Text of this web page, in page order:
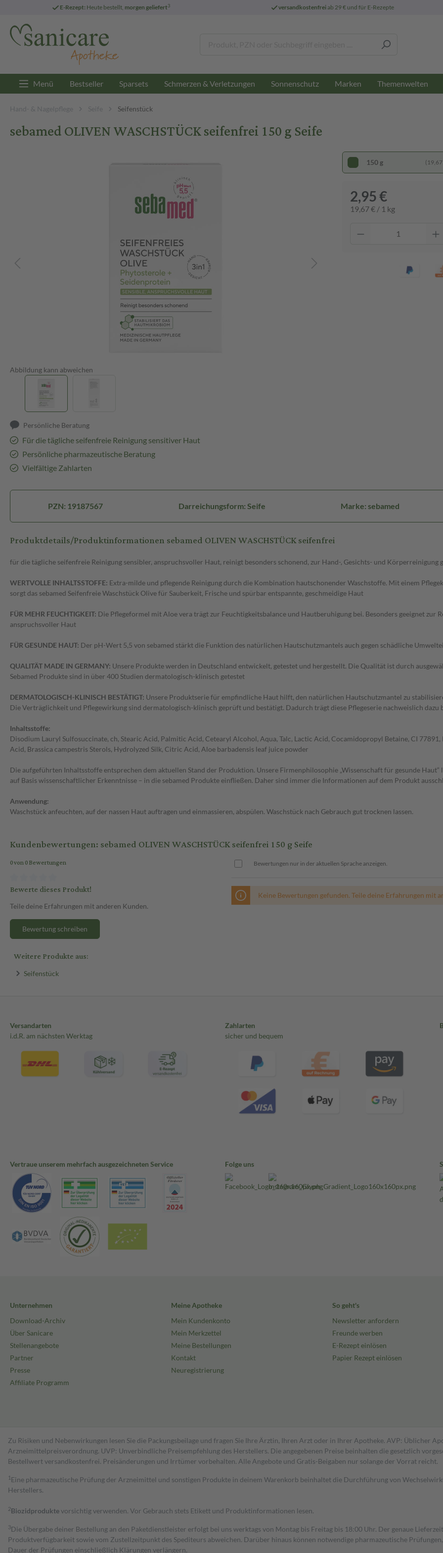
E-Rezept: Heute bestellt, morgen geliefert3 versandkostenfreiab 29 € und für E-Rezepte
Menü Bestseller Sparsets Schmerzen & Verletzungen Sonnenschutz Marken Themenwelten
Hand- & Nagelpflege Seife Seifenstück
sebamed OLIVEN WASCHSTÜCK seifenfrei 150 g Seife
Abbildung kann abweichen
Persönliche Beratung
Für die tägliche seifenfreie Reinigung sensitiver Haut
Persönliche pharmazeutische Beratung
Vielfältige Zahlarten
150 g (19,67
2,95 €
19,67 € / 1 kg
PZN: 19187567 Darreichungsform: Seife Marke: sebamed
Produktdetails/Produktinformationen sebamed OLIVEN WASCHSTÜCK seifenfrei
für die tägliche seifenfreie Reinigung sensibler, anspruchsvoller Haut, reinigt besonders schonend, zur Hand-, Gesichts- und Körperreinigung
WERTVOLLE INHALTSSTOFFE: Extra-milde und pflegende Reinigung durch die Kombination hautschonender Waschstoffe. Mit einem
sorgt das sebamed Seifenfreie Waschstück Olive für Sauberkeit, Frische und spürbar entspannte, geschmeidige Haut
FÜR MEHR FEUCHTIGKEIT: Die Pflegeformel mit Aloe vera trägt zur Feuchtigkeitsbalance und Hautberuhigung bei. Besonders geeignet zur
anspruchsvoller Haut
FÜR GESUNDE HAUT: Der pH-Wert 5,5 von sebamed stärkt die Funktion des natürlichen Hautschutzmantels auch gegen schädliche
QUALITÄT MADE IN GERMANY: Unsere Produkte werden in Deutschland entwickelt, getestet und hergestellt. Die Qualität ist durch
Sebamed Produkte sind in über 400 Studien dermatologisch-klinisch getestet
DERMATOLOGISCH-KLINISCH BESTÄTIGT: Unsere Produktserie für empfindliche Haut hilft, den natürlichen Hautschutzmantel zu
Die Verträglichkeit und Pflegewirkung sind dermatologisch-klinisch geprüft und bestätigt. Dadurch trägt diese Pflegeserie nachweislich
Inhaltsstoffe:
Disodium Lauryl Sulfosuccinate, ch, Stearic Acid, Palmitic Acid, Cetearyl Alcohol, Aqua, Talc, Lactic Acid, Cocamidopropyl Betaine, CI
Acid, Brassica campestris Sterols, Hydrolyzed Silk, Citric Acid, Aloe barbadensis leaf juice powder
Die aufgeführten Inhaltsstoffe entsprechen dem aktuellen Stand der Produktion. Unsere Firmenphilosophie „Wissenschaft für gesunde
auf Basis wissenschaftlicher Erkenntnisse – in die sebamed Produkte einfließen. Daher sind immer die Informationen auf dem Produkt
Anwendung:
Waschstück anfeuchten, auf der nassen Haut auftragen und einmassieren, abspülen. Waschstück nach Gebrauch gut trocknen lassen.
Kundenbewertungen: sebamed OLIVEN WASCHSTÜCK seifenfrei 150 g Seife
0 von 0 Bewertungen
Bewerte dieses Produkt!
Teile deine Erfahrungen mit anderen Kunden.
Bewertung schreiben
Bewertungen nur in der aktuellen Sprache anzeigen.
Keine Bewertungen gefunden. Teile deine Erfahrungen mit
Weitere Produkte aus:
Seifenstück
Versandarten
i.d.R. am nächsten Werktag
Zahlarten
sicher und bequem
Vertraue unserem mehrfach ausgezeichneten Service Folge uns
Unternehmen
Download-Archiv
Über Sanicare
Stellenangebote
Partner
Presse
Affiliate Programm
Meine Apotheke
Mein Kundenkonto
Mein Merkzettel
Meine Bestellungen
Kontakt
Neuregistrierung
So geht's
Newsletter anfordern
Freunde werben
E-Rezept einlösen
Papier Rezept einlösen
Zu Risiken und Nebenwirkungen lesen Sie die Packungsbeilage und fragen Sie Ihre Ärztin, Ihren Arzt oder in Ihrer Apotheke. AVP: Üblicher
Arzneimittelpreisverordnung. UVP: Unverbindliche Preisempfehlung des Herstellers. Die angegebenen Preise beinhalten die gesetzlich
Bestell­wert versand­kosten­frei. Preisänderungen und Irrtümer vorbehalten. Alle Angebote und Gratis-Beigaben nur solange der Vorrat reicht.
1 Eine pharmazeutische Prüfung der Arzneimittel und sonstigen Produkte in deinem Warenkorb beinhaltet die Durchführung von
Herstellers.
2Biozidproduktevorsichtig verwenden. Vor Gebrauch stets Etikett und Produktinformationen lesen.
3Die Übergabe deiner Bestellung an den Paketdienstleister erfolgt bei uns werktags von Montag bis Freitag bis 18:00 Uhr. Der genaue
Produktverfügbarkeit sowie vom Zustellzeitpunkt des Spediteurs abweichen. Darüber hinaus können notwendige pharmazeutische
Dauer der Prüfungen einschließlich Klärungen verlängern.